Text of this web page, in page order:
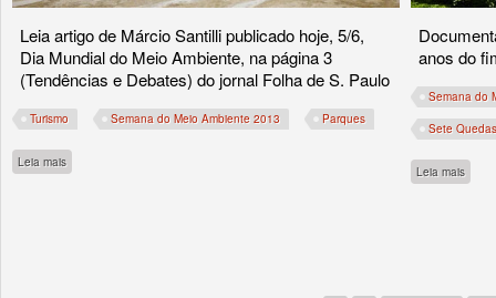
Leia artigo de Márcio Santilli publicado hoje, 5/6,
Dia Mundial do Meio Ambiente, na página 3
(Tendências e Debates) do jornal Folha de S. Paulo
Turismo Semana do Meio Ambiente 2013 Parques
Leia mais
anos do
Semana do
Sete Quedas
Leia mais